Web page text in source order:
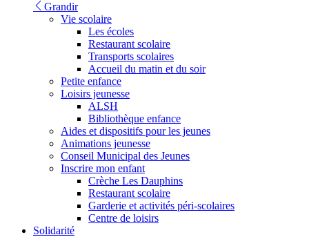
Grandir
Vie scolaire
Les écoles
Restaurant scolaire
Transports scolaires
Accueil du matin et du soir
Petite enfance
Loisirs jeunesse
ALSH
Bibliothèque enfance
Aides et dispositifs pour les jeunes
Animations jeunesse
Conseil Municipal des Jeunes
Inscrire mon enfant
Crèche Les Dauphins
Restaurant scolaire
Garderie et activités péri-scolaires
Centre de loisirs
Solidarité